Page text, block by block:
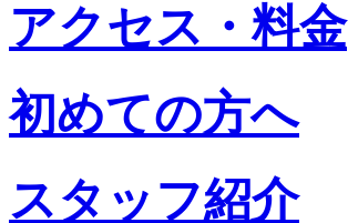
アクセス・料金
初めての方へ
スタッフ紹介